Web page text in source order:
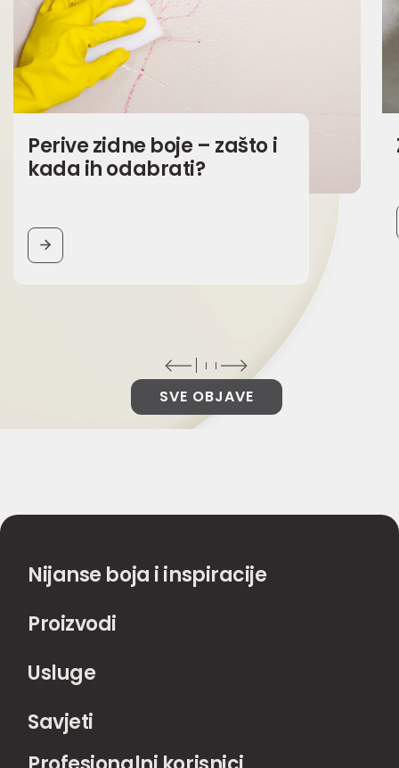
Perive zidne boje – zašto i
kada ih odabrati?
BUTTON
SVE OBJAVE
Nijanse boja i inspiracije
Proizvodi
Usluge
Savjeti